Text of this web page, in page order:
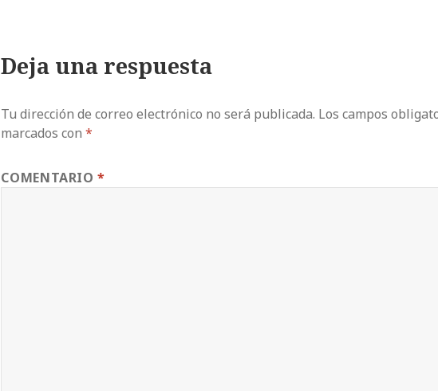
Deja una respuesta
Tu dirección de correo electrónico no será publicada. Los campos
marcados con*
COMENTARIO*